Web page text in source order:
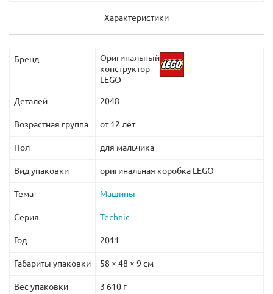
Характеристики
Бренд
Оригинальный
конструктор
LEGO
Деталей 2048
Возрастная группа от 12 лет
Пол для мальчика
Вид упаковки оригинальная коробка LEGO
Тема Машины
Серия Technic
Год 2011
Габариты упаковки 58 × 48 × 9 см
Вес упаковки 3 610 г